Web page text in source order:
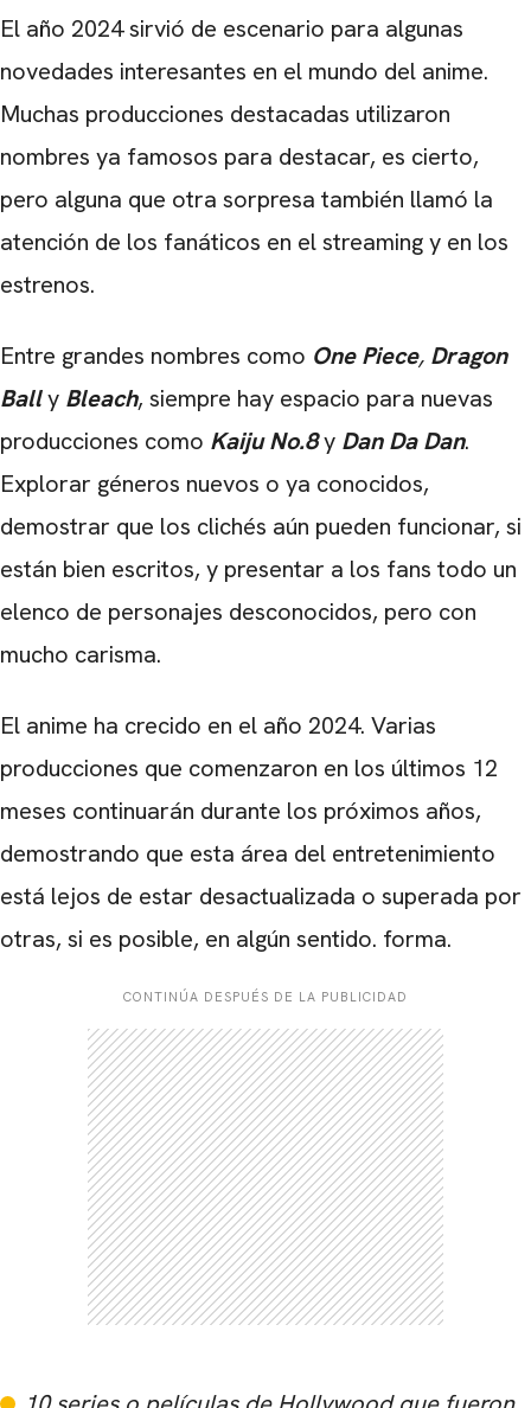
El año 2024 sirvió de escenario para algunas
novedades interesantes en el mundo del anime.
Muchas producciones destacadas utilizaron
nombres ya famosos para destacar, es cierto,
pero alguna que otra sorpresa también llamó la
atención de los fanáticos en el streaming y en los
estrenos.
Entre grandes nombres como One Piece, Dragon
Bally Bleach, siempre hay espacio para nuevas
producciones como Kaiju No.8y Dan Da Dan.
Explorar géneros nuevos o ya conocidos,
demostrar que los clichés aún pueden funcionar, si
están bien escritos, y presentar a los fans todo un
elenco de personajes desconocidos, pero con
mucho carisma.
El anime ha crecido en el año 2024. Varias
producciones que comenzaron en los últimos 12
meses continuarán durante los próximos años,
demostrando que esta área del entretenimiento
está lejos de estar desactualizada o superada por
otras, si es posible, en algún sentido. forma.
CONTINÚA DESPUÉS DE LA PUBLICIDAD